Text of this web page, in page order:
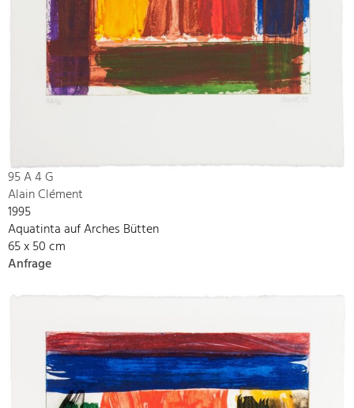
95 A 4 G
Alain Clément
1995
Aquatinta auf Arches Bütten
65 x 50 cm
Anfrage